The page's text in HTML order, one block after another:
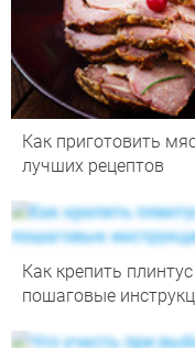
Как приготовить
лучших рецептов
Как крепить
пошаговые